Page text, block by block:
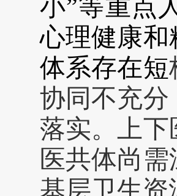
小”等重点
心理健康
体系存在短
协同不充
落实。上
医共体尚
基层卫生